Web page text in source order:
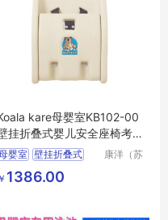
kare母婴室KB102-00
挂折叠式婴儿安全座椅考
婴儿护理台
婴室 壁挂折叠式
婴儿安全座椅
康洋（苏
￥ 1386.00